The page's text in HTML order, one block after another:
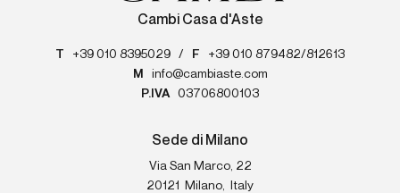
Cambi Casa d'Aste
T +39 010 8395029 / F
+39 010 879482/812613
M
info@cambiaste.com
P.IVA
03706800103
Sede di Milano
Via San Marco, 22
20121
Milano,
Italy